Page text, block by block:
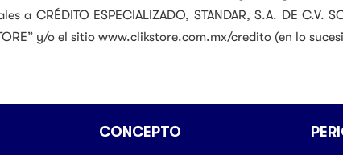
a CRÉDITO ESPECIALIZADO, STANDAR, S.A. DE C.V.
y/o el sitio www.clikstore.com.mx/credito (en lo
CONCEPTO